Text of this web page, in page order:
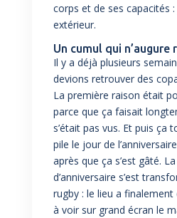
corps et de ses capacités
extérieur.
Un cumul qui n’augure
Il y a déjà plusieurs
devions retrouver des
La première raison était
parce que ça faisait
s’était pas vus. Et puis ça
pile le jour de l’anniversaire
après que ça s’est gâté.
d’anniversaire s’est
rugby : le lieu a
à voir sur grand écran le